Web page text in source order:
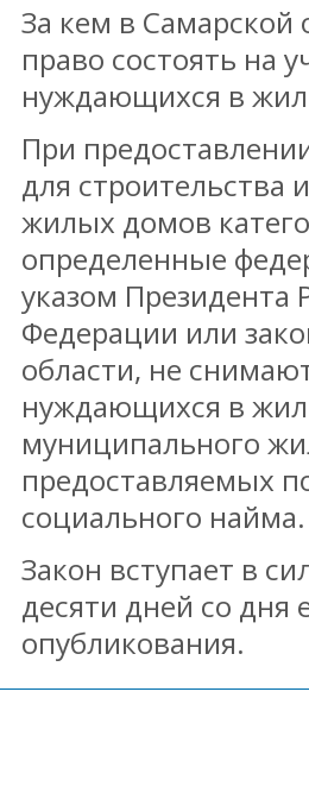
За кем в Самарской
право состоять на
нуждающихся в
При
для строительства
жилых домов
определенные
указом Президента
Федерации или
области, не
нуждающихся в
муниципального
предоставляемых
социального найма.
Закон вступает в
десяти дней со дня
опубликования.